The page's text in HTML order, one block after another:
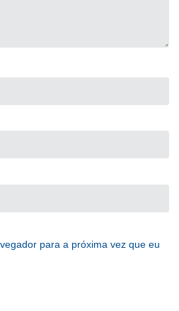
para a próxima vez que eu